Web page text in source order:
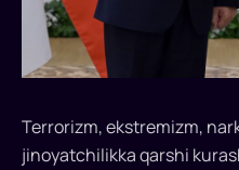
ekspertiza
sohalaridagi
hamkorlikning
muhokama
Terrorizm, ekstremizm,
jinoyatchilikka qarshi